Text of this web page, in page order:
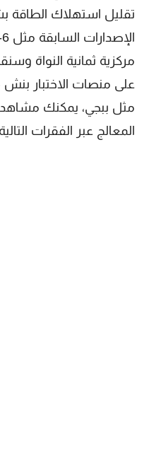
تقليل استهلاك الطاقة
مركزية ثمانية النواة
على منصات الاختبار
مثل ببجي، يمكنك
المعالج عبر الفقرات